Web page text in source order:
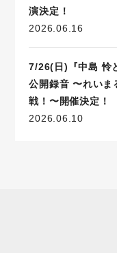
演決定！
2026.06.16
7/26(日)『中島 怜
公開録音 〜れいま
戦！〜開催決定！
2026.06.10